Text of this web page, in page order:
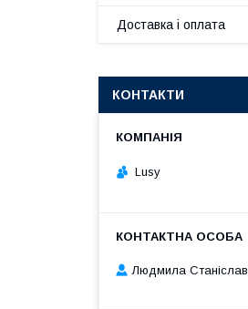
Доставка і оплата
КОНТАКТИ
Lusy
Людмила Станіслав